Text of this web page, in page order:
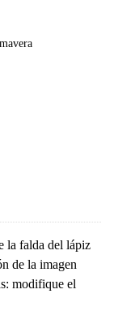
la falda del lápiz
de la imagen
modifique el